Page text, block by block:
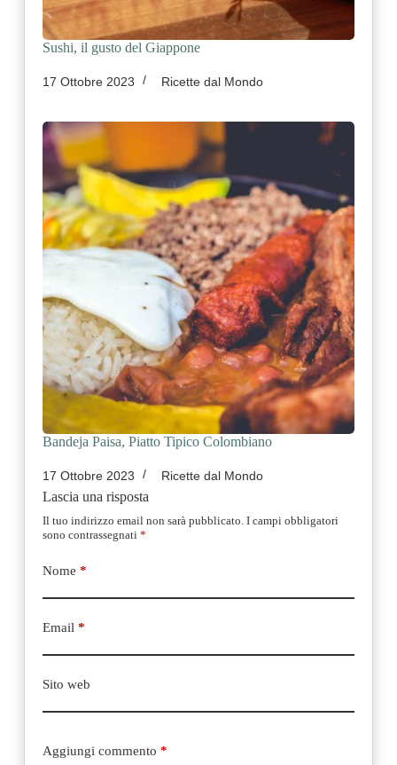
Sushi, il gusto del Giappone
17 Ottobre 2023 Ricette dal Mondo
Bandeja Paisa, Piatto Tipico Colombiano
17 Ottobre 2023 Ricette dal Mondo
Lascia una risposta
Il tuo indirizzo email non sarà pubblicato. I campi obbligatori
sono contrassegnati *
Nome *
Email *
Sito web
Aggiungi commento *